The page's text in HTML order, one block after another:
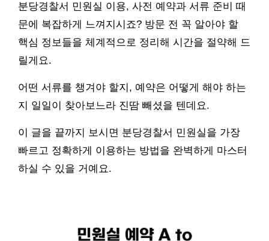
분당경찰서 민원실 이용, 사전 예약과 서류 준비 때
문에 복잡하게 느껴지시죠? 방문 전 꼭 알아야 할
핵심 정보들을 체계적으로 정리해 시간을 절약해 드
릴게요.
어떤 서류를 챙겨야 할지, 예약은 어떻게 해야 하는
지 일일이 찾아보느라 진땀 빼셨을 텐데요.
이 글을 끝까지 보시면 분당경찰서 민원실을 가장
빠르고 정확하게 이용하는 방법을 완벽하게 마스터
하실 수 있을 거예요.